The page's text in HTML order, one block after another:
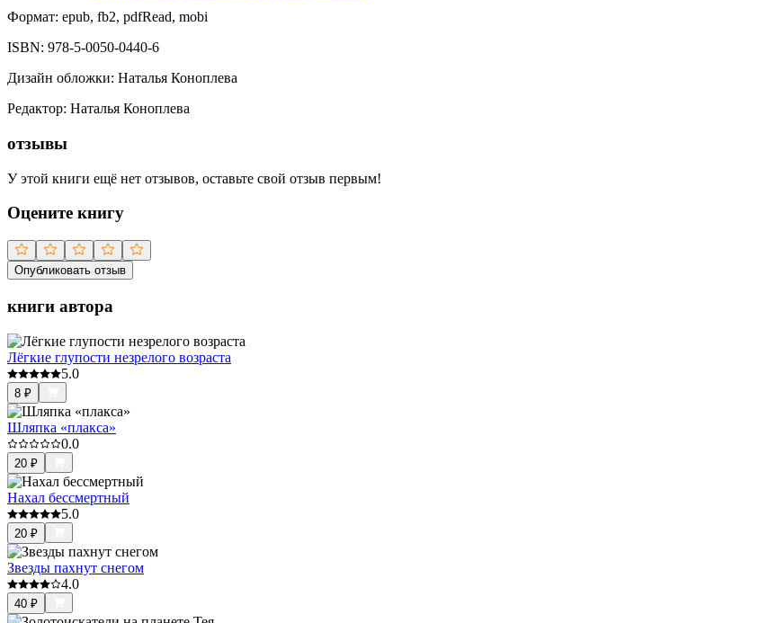
Формат: epub, fb2, pdfRead, mobi
ISBN: 978-5-0050-0440-6
Дизайн обложки: Наталья Коноплева
Редактор: Наталья Коноплева
отзывы
У этой книги ещё нет отзывов, оставьте свой отзыв первым!
Оцените книгу
Опубликовать отзыв
книги автора
Лёгкие глупости незрелого возраста
5.0
8 ₽
Шляпка «плакса»
0.0
20 ₽
Нахал бессмертный
5.0
20 ₽
Звезды пахнут снегом
4.0
40 ₽